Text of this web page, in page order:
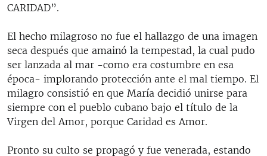
CARIDAD”.
El hecho milagroso no fue el hallazgo de una imagen
seca después que amainó la tempestad, la cual pudo
ser lanzada al mar -como era costumbre en esa
época- implorando protección ante el mal tiempo. El
milagro consistió en que María decidió unirse para
siempre con el pueblo cubano bajo el título de la
Virgen del Amor, porque Caridad es Amor.
Pronto su culto se propagó y fue venerada, estando